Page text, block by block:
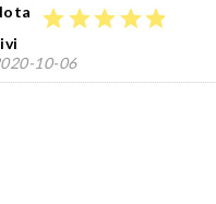
starstarstarstarstar
10-06